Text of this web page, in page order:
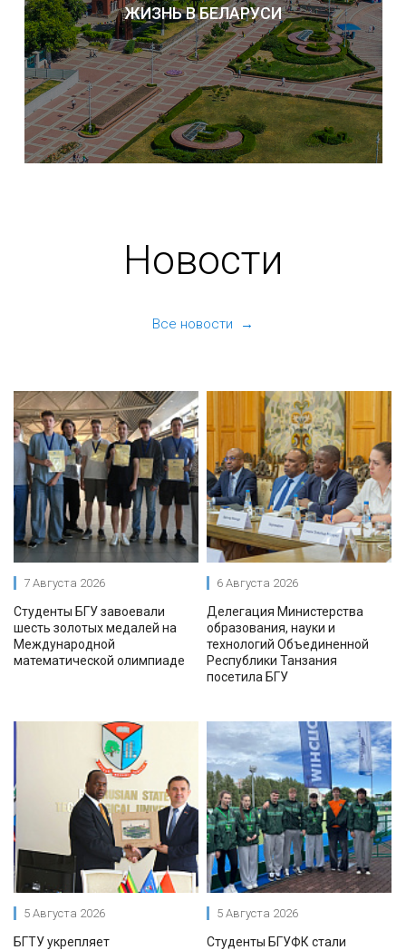
ЖИЗНЬ В БЕЛАРУСИ
Новости
Все новости →
7 Августа 2026
Студенты БГУ завоевали
шесть золотых медалей на
Международной
математической олимпиаде
6 Августа 2026
Делегация Министерства
образования, науки и
технологий Объединенной
Республики Танзания
посетила БГУ
5 Августа 2026
БГТУ укрепляет
5 Августа 2026
Студенты БГУФК стали